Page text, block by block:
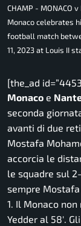
CHAMP - MONACO
Monaco celebrates
football match
11, 2023 at Louis II
[the_ad
Monaco e
seconda
avanti di due
Mostafa
accorcia le
le squadre sul
sempre
1. Il Monaco
Yedder al 58′.